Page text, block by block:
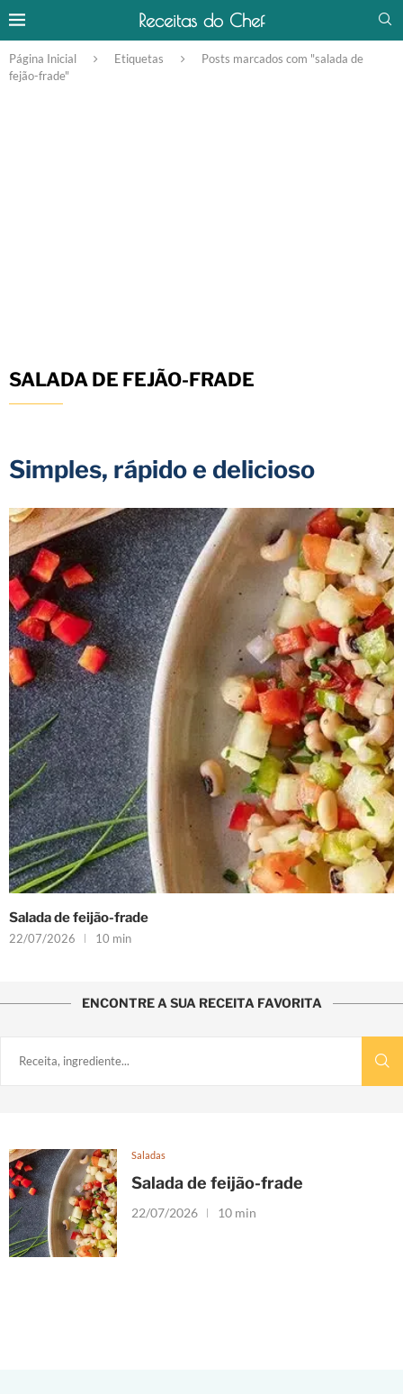
Receitas do Chef
Página Inicial Etiquetas
Posts marcados com "salada de
fejão-frade"
SALADA DE FEJÃO-FRADE
Simples, rápido e delicioso
Salada de feijão-frade
22/07/2026 10 min
ENCONTRE A SUA RECEITA FAVORITA
Saladas
Salada de feijão-frade
22/07/2026 10 min